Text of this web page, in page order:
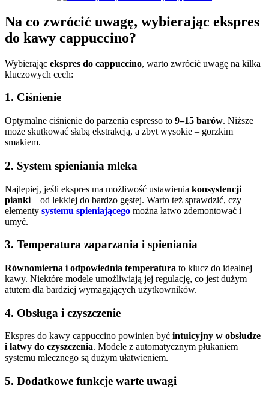
Na co zwrócić uwagę, wybierając ekspres
do kawy cappuccino?
Wybierając ekspres do cappuccino, warto zwrócić uwagę na kilka
kluczowych cech:
1. Ciśnienie
Optymalne ciśnienie do parzenia espresso to 9–15 barów. Niższe
może skutkować słabą ekstrakcją, a zbyt wysokie – gorzkim
smakiem.
2. System spieniania mleka
Najlepiej, jeśli ekspres ma możliwość ustawienia konsystencji
pianki – od lekkiej do bardzo gęstej. Warto też sprawdzić, czy
elementy systemu spieniającego można łatwo zdemontować i
umyć.
3. Temperatura zaparzania i spieniania
Równomierna i odpowiednia temperatura to klucz do idealnej
kawy. Niektóre modele umożliwiają jej regulację, co jest dużym
atutem dla bardziej wymagających użytkowników.
4. Obsługa i czyszczenie
Ekspres do kawy cappuccino powinien być intuicyjny w obsłudze
i łatwy do czyszczenia. Modele z automatycznym płukaniem
systemu mlecznego są dużym ułatwieniem.
5. Dodatkowe funkcje warte uwagi